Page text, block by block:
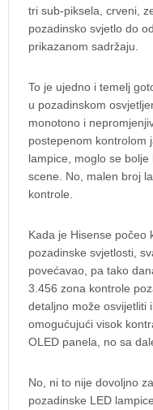
tri sub-piksela, crveni,
pozadinsko svjetlo do
prikazanom sadržaju.
To je ujedno i temelj
u pozadinskom
monotono i
postepenom kontrolom
lampice, moglo se
scene. No, malen broj
kontrole.
Kada je Hisense počeo
pozadinske svjetlosti,
povećavao, pa tako
3.456 zona kontrole
detaljno može osvijetliti
omogućujući visok
OLED panela, no sa
No, ni to nije dovoljno
pozadinske LED